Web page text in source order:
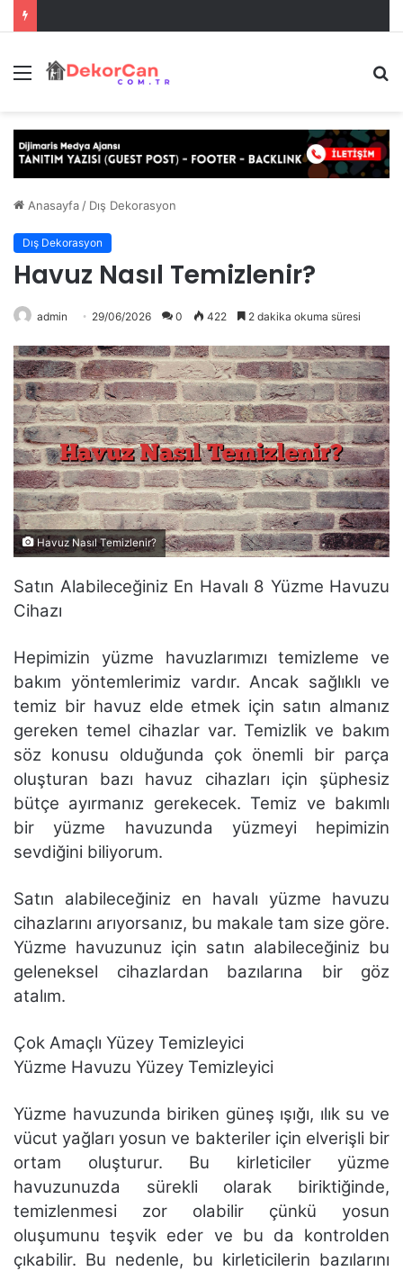
Menü
...
Anasayfa / Dış Dekorasyon
Dış Dekorasyon
Havuz Nasıl Temizlenir?
admin 29/06/2026 0 422 2 dakika okuma süresi
Havuz Nasıl Temizlenir?
Satın Alabileceğiniz En Havalı 8 Yüzme Havuzu
Cihazı
Hepimizin yüzme havuzlarımızı temizleme ve
bakım yöntemlerimiz vardır. Ancak sağlıklı ve
temiz bir havuz elde etmek için satın almanız
gereken temel cihazlar var. Temizlik ve bakım
söz konusu olduğunda çok önemli bir parça
oluşturan bazı havuz cihazları için şüphesiz
bütçe ayırmanız gerekecek. Temiz ve bakımlı
bir yüzme havuzunda yüzmeyi hepimizin
sevdiğini biliyorum.
Satın alabileceğiniz en havalı yüzme havuzu
cihazlarını arıyorsanız, bu makale tam size göre.
Yüzme havuzunuz için satın alabileceğiniz bu
geleneksel cihazlardan bazılarına bir göz
atalım.
Çok Amaçlı Yüzey Temizleyici
Yüzme Havuzu Yüzey Temizleyici
Yüzme havuzunda biriken güneş ışığı, ılık su ve
vücut yağları yosun ve bakteriler için elverişli bir
ortam oluşturur. Bu kirleticiler yüzme
havuzunuzda sürekli olarak biriktiğinde,
temizlenmesi zor olabilir çünkü yosun
oluşumunu teşvik eder ve bu da kontrolden
çıkabilir. Bu nedenle, bu kirleticilerin bazılarını